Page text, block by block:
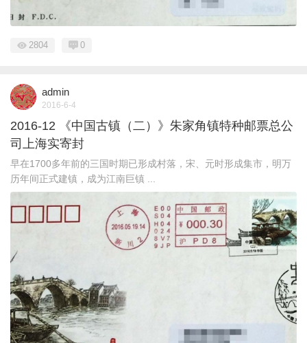
2804 0
admin
2016-6-4
2016-12 《中国古镇（二）》朱家角镇特种邮票总公
司上海实寄封
早在1700多年前的三国时期已形成村落，宋、元时形成集市，明万
历年间正式建镇，成为江南巨镇 ...